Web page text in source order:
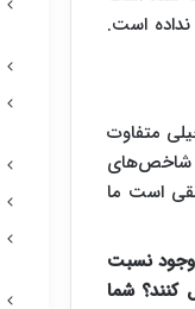
نداده است.
متفاوت
شاخص‌های
است ما
وجود نسبت
کنند؟ شما